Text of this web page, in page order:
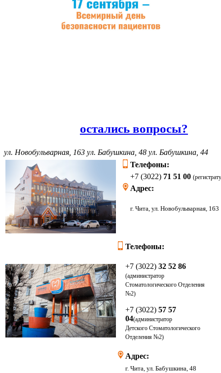
остались вопросы?
ул. Новобульварная, 163 ул. Бабушкина, 48 ул. Бабушкина, 44
Телефоны:
+7 (3022) 71 51 00
Адрес:
г. Чита, ул.
Телефоны:
+7 (3022) 32 52 86
(администратор
Стоматологического Отделения
№2)
+7 (3022) 57 57
04(администратор
Детского Стоматологического
Отделения №2)
Адрес:
г. Чита, ул. Бабушкина, 48